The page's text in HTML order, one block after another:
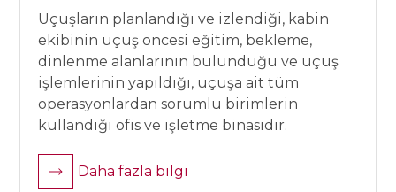
Uçuşların planlandığı ve izlendiği, kabin
ekibinin uçuş öncesi eğitim, bekleme,
dinlenme alanlarının bulunduğu ve uçuş
işlemlerinin yapıldığı, uçuşa ait tüm
operasyonlardan sorumlu birimlerin
kullandığı ofis ve işletme binasıdır.
Daha fazla bilgi